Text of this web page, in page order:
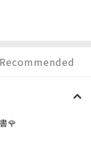
Recommended
🌹